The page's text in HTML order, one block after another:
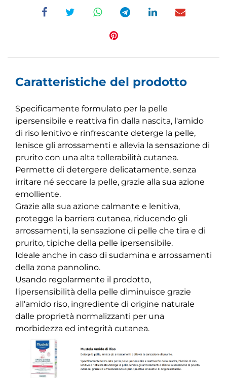
Caratteristiche del prodotto
Specificamente formulato per la pelle
ipersensibile e reattiva fin dalla nascita, l'amido
di riso lenitivo e rinfrescante deterge la pelle,
lenisce gli arrossamenti e allevia la sensazione di
prurito con una alta tollerabilità cutanea.
Permette di detergere delicatamente, senza
irritare né seccare la pelle, grazie alla sua azione
emolliente.
Grazie alla sua azione calmante e lenitiva,
protegge la barriera cutanea, riducendo gli
arrossamenti, la sensazione di pelle che tira e di
prurito, tipiche della pelle ipersensibile.
Ideale anche in caso di sudamina e arrossamenti
della zona pannolino.
Usando regolarmente il prodotto,
l'ipersensibilità della pelle diminuisce grazie
all'amido riso, ingrediente di origine naturale
dalle proprietà normalizzanti per una
morbidezza ed integrità cutanea.